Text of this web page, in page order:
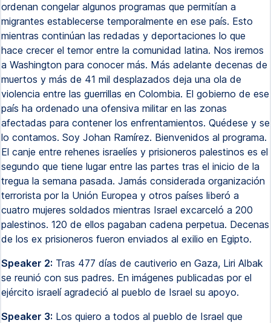
ordenan congelar algunos programas que permitían a
migrantes establecerse temporalmente en ese país. Esto
mientras continúan las redadas y deportaciones lo que
hace crecer el temor entre la comunidad latina. Nos iremos
a Washington para conocer más. Más adelante decenas de
muertos y más de 41 mil desplazados deja una ola de
violencia entre las guerrillas en Colombia. El gobierno de ese
país ha ordenado una ofensiva militar en las zonas
afectadas para contener los enfrentamientos. Quédese y se
lo contamos. Soy Johan Ramírez. Bienvenidos al programa.
El canje entre rehenes israelíes y prisioneros palestinos es el
segundo que tiene lugar entre las partes tras el inicio de la
tregua la semana pasada. Jamás considerada organización
terrorista por la Unión Europea y otros países liberó a
cuatro mujeres soldados mientras Israel excarceló a 200
palestinos. 120 de ellos pagaban cadena perpetua. Decenas
de los ex prisioneros fueron enviados al exilio en Egipto.
Speaker 2: Tras 477 días de cautiverio en Gaza, Liri Albak
se reunió con sus padres. En imágenes publicadas por el
ejército israelí agradeció al pueblo de Israel su apoyo.
Speaker 3: Los quiero a todos al pueblo de Israel que